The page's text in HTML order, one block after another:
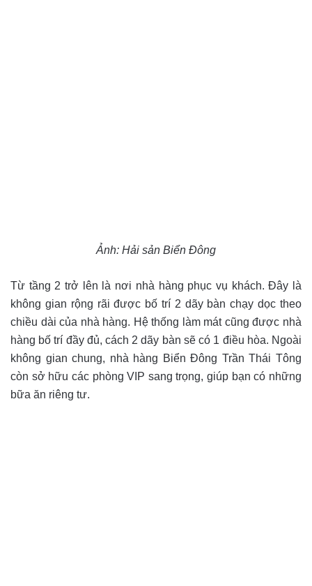
Ảnh: Hải sản Biển Đông
Từ tầng 2 trở lên là nơi nhà hàng phục vụ khách. Đây là
không gian rộng rãi được bố trí 2 dãy bàn chạy dọc theo
chiều dài của nhà hàng. Hệ thống làm mát cũng được nhà
hàng bố trí đầy đủ, cách 2 dãy bàn sẽ có 1 điều hòa. Ngoài
không gian chung, nhà hàng Biển Đông Trần Thái Tông
còn sở hữu các phòng VIP sang trọng, giúp bạn có những
bữa ăn riêng tư.